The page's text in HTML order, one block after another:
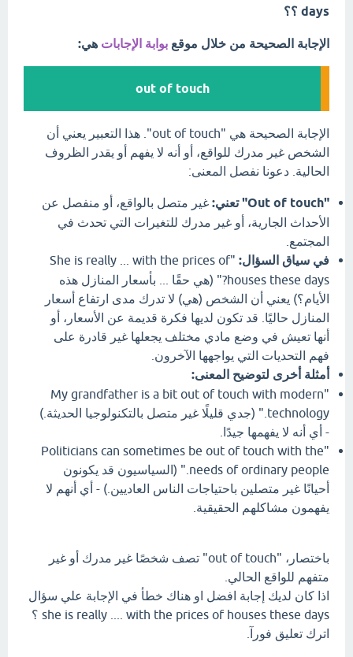
days ؟؟
الإجابة الصحيحة من خلال موقع بوابة الإجابات هي:
out of touch
الإجابة الصحيحة هي "out of touch". هذا التعبير يعني أن
الشخص غير مدرك للواقع، أو أنه لا يفهم أو يقدر الظروف
الحالية. دعونا نفصل المعنى:
"Out of touch" تعني:
غير متصل بالواقع، أو منفصل عن
الأحداث الجارية، أو غير مدرك للتغيرات التي تحدث في
المجتمع.
في سياق السؤال:
"She is really ... with the prices of
houses these days?" (هي حقًا ... بأسعار المنازل هذه
الأيام؟) يعني أن الشخص (هي) لا تدرك مدى ارتفاع أسعار
المنازل حاليًا. قد تكون لديها فكرة قديمة عن الأسعار، أو
أنها تعيش في وضع مادي مختلف يجعلها غير قادرة على
فهم التحديات التي يواجهها الآخرون.
أمثلة أخرى لتوضيح المعنى:
"My grandfather is a bit out of touch with modern
technology." (جدي قليلًا غير متصل بالتكنولوجيا الحديثة.)
- أي أنه لا يفهمها جيدًا.
"Politicians can sometimes be out of touch with the
needs of ordinary people." (السياسيون قد يكونون
أحيانًا غير متصلين باحتياجات الناس العاديين.) - أي أنهم لا
يفهمون مشاكلهم الحقيقية.
باختصار، "out of touch" تصف شخصًا غير مدرك أو غير
متفهم للواقع الحالي.
اذا كان لديك إجابة افضل او هناك خطأ في الإجابة علي سؤال
she is really .... with the prices of houses these days ؟
اترك تعليق فورآ.